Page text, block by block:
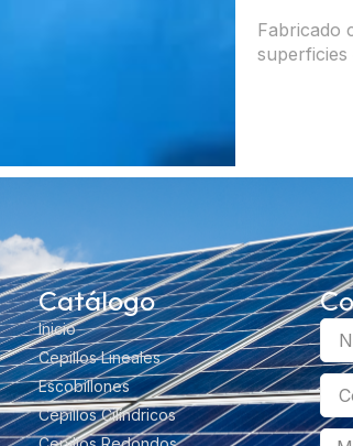
Fabricado
superficies
Catálogo
Inicio
Cepillos Lineales
Escobillones
Cepillos Cilíndricos